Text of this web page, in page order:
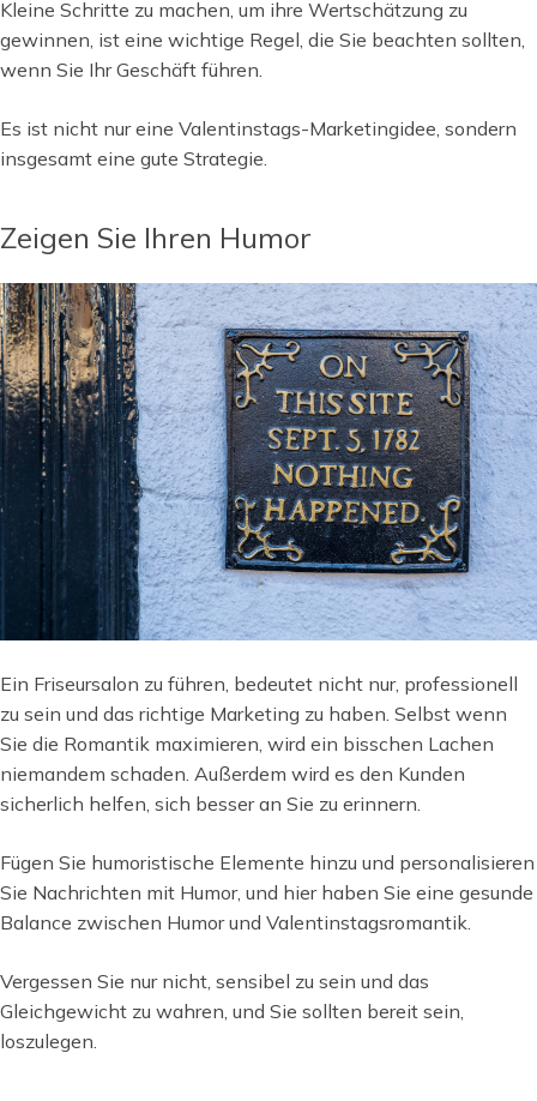
Kleine Schritte zu machen, um ihre Wertschätzung zu
gewinnen, ist eine wichtige Regel, die Sie beachten sollten,
wenn Sie Ihr Geschäft führen.
Es ist nicht nur eine Valentinstags-Marketingidee, sondern
insgesamt eine gute Strategie.
Zeigen Sie Ihren Humor
Ein Friseursalon zu führen, bedeutet nicht nur, professionell
zu sein und das richtige Marketing zu haben. Selbst wenn
Sie die Romantik maximieren, wird ein bisschen Lachen
niemandem schaden. Außerdem wird es den Kunden
sicherlich helfen, sich besser an Sie zu erinnern.
Fügen Sie humoristische Elemente hinzu und personalisieren
Sie Nachrichten mit Humor, und hier haben Sie eine gesunde
Balance zwischen Humor und Valentinstagsromantik.
Vergessen Sie nur nicht, sensibel zu sein und das
Gleichgewicht zu wahren, und Sie sollten bereit sein,
loszulegen.